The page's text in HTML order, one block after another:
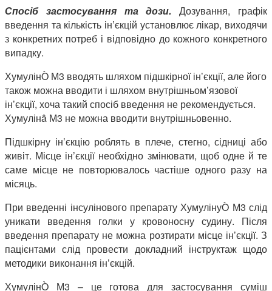
Спосіб застосування та дози.Дозування, графік
введення та кількість ін’єкцій установлює лікар, виходячи
з конкретних потреб і відповідно до кожного конкретного
випадку.
ХумулінÒ М3 вводять шляхом підшкірної ін’єкції, але його
також можна вводити і шляхом внутрішньом’язової
ін’єкції, хоча такий спосіб введення не рекомендується.
Хумулінâ М3 не можна вводити внутрішньовенно.
Підшкірну ін’єкцію роблять в плече, стегно, сідниці або
живіт. Місце ін’єкції необхідно змінювати, щоб одне й те
саме місце не повторювалось частіше одного разу на
місяць.
При введенні інсулінового препарату ХумулінуÒ М3 слід
уникати введення голки у кровоносну судину.
Після
введення препарату не можна розтирати місце ін’єкції. З
пацієнтами слід провести докладний інструктаж щодо
методики виконання ін’єкцій.
ХумулінÒ М3
– це готова для застосування суміш